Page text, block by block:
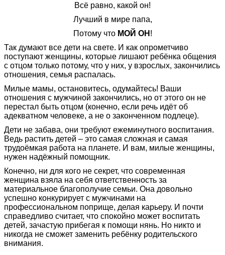
Всё равно, какой он!
Лучший в мире папа,
Потому что МОЙ ОН !
Так думают все дети на свете. И как опрометчиво
поступают женщины, которые лишают ребёнка общения
с отцом только потому, что у них, у взрослых, закончились
отношения, семья распалась.
Милые мамы, остановитесь, одумайтесь! Ваши
отношения с мужчиной закончились, но от этого он не
перестал быть отцом (конечно, если речь идёт об
адекватном человеке, а не о законченном подлеце).
Дети не забава, они требуют ежеминутного воспитания.
Ведь растить детей – это самая сложная и самая
трудоёмкая работа на планете. И вам, милые женщины,
нужен надёжный помощник.
Конечно, ни для кого не секрет, что современная
женщина взяла на себя ответственность за
материальное благополучие семьи. Она довольно
успешно конкурирует с мужчинами на
профессиональном поприще, делая карьеру. И почти
справедливо считает, что спокойно может воспитать
детей, зачастую прибегая к помощи нянь. Но никто и
никогда не сможет заменить ребёнку родительского
внимания.